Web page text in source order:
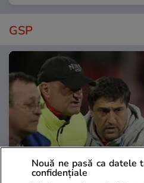
GSP
Nouă ne pasă ca datele
confidențiale